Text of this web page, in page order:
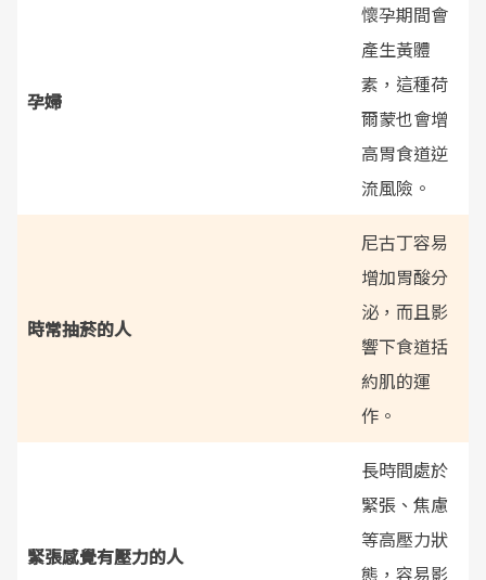
孕婦
懷孕期間會
產生黃體
素，這種荷
爾蒙也會增
高胃食道逆
流風險。
時常抽菸的人
尼古丁容易
增加胃酸分
泌，而且影
響下食道括
約肌的運
作。
緊張感覺有壓力的人
長時間處於
緊張、焦慮
等高壓力狀
態，容易影